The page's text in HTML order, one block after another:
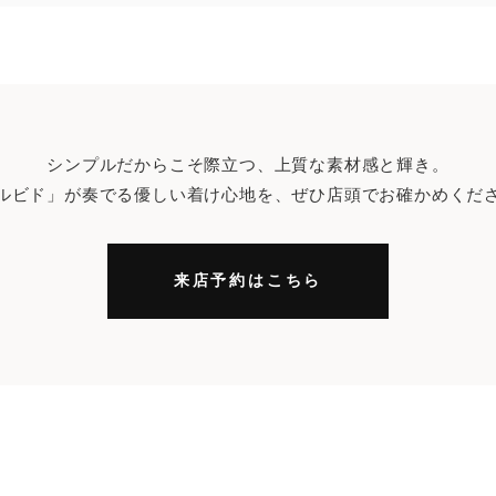
シンプルだからこそ際立つ、上質な素材感と輝き。
ビド」が奏でる優しい着け心地を、ぜひ店頭でお確かめくだ
来店予約はこちら